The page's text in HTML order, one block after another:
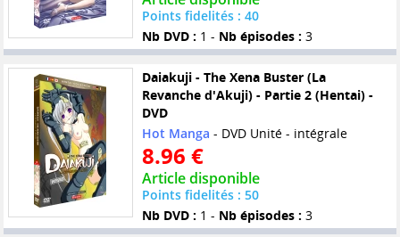
Points fidelités : 40
Nb DVD : 1 - Nb épisodes : 3
Daiakuji - The Xena Buster (La
Revanche d'Akuji) - Partie 2 (Hentai) -
DVD
Hot Manga - DVD Unité - intégrale
8.96 €
Article disponible
Points fidelités : 50
Nb DVD : 1 - Nb épisodes : 3